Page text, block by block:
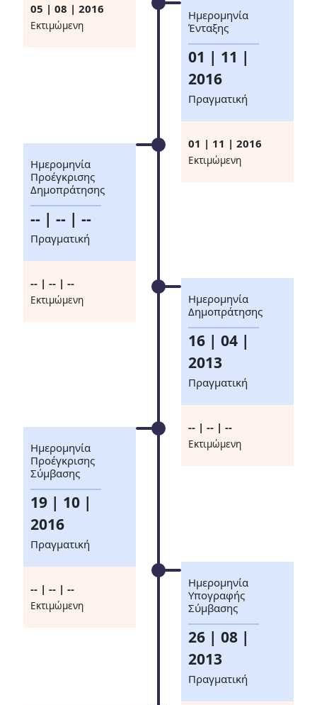
05 | 08 | 2016
Eκτιμώμενη
Ημερομηνία
Ένταξης
01 | 11 |
2016
Πραγματική
01 | 11 | 2016
Eκτιμώμενη
Ημερομηνία
Προέγκρισης
Δημοπράτησης
-- | -- | --
Πραγματική
-- | -- | --
Eκτιμώμενη
Ημερομηνία
Δημοπράτησης
16 | 04 |
2013
Πραγματική
-- | -- | --
Eκτιμώμενη
Ημερομηνία
Προέγκρισης
Σύμβασης
19 | 10 |
2016
Πραγματική
-- | -- | --
Eκτιμώμενη
Ημερομηνία
Υπογραφής
Σύμβασης
26 | 08 |
2013
Πραγματική